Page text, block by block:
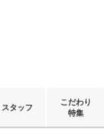
スタッフ
こだわり
特集